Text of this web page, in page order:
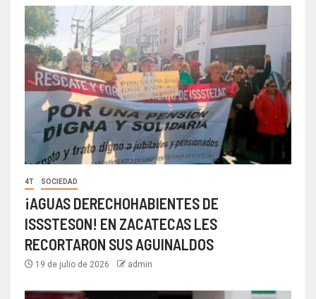
4T SOCIEDAD
¡AGUAS DERECHOHABIENTES DE
ISSSTESON! EN ZACATECAS LES
RECORTARON SUS AGUINALDOS
19 de julio de 2026 admin